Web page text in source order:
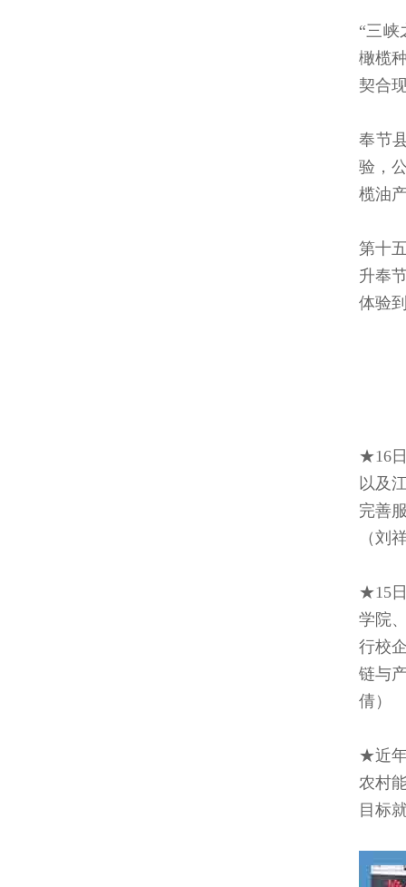
“三峡
橄榄
契合
奉节
验，
榄油
第十
升奉
体验
★16
以及
完善
（刘
★15
学院
行校
链与
倩）
★近年
农村
目标